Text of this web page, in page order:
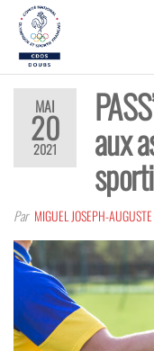
valoriser les
olympiques
et sportives
MAI
20
2021 aux
Par MIGUEL JOSEPH-AUGUSTE